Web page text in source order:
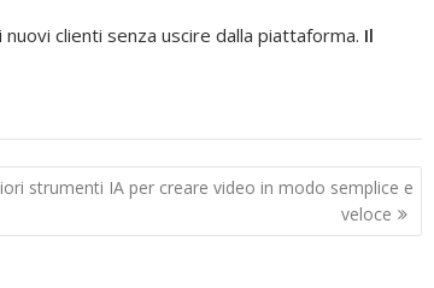
clienti senza uscire dalla piattaforma. Il
strumenti IA per creare video in modo semplice e
veloce